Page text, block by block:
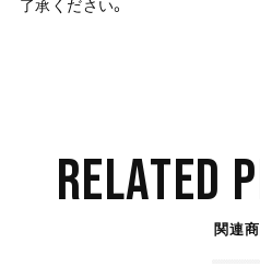
了承ください。
RELATED
関連